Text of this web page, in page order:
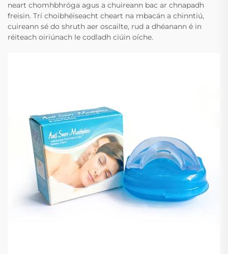
neart chomhbhróga agus a chuireann bac ar chnapadh
freisin. Trí choibhéiseacht cheart na mbacán a chinntiú,
cuireann sé do shruth aer oscailte, rud a dhéanann é in
réiteach oiriúnach le codladh ciúin oíche.